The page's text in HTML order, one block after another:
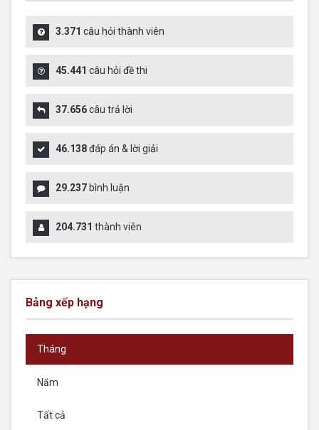
3.371 câu hỏi thành viên
45.441 câu hỏi đề thi
37.656câu trả lời
46.138đáp án & lời giải
29.237 bình luận
204.731 thành viên
Bảng xếp hạng
Tháng
Năm
Tất cả